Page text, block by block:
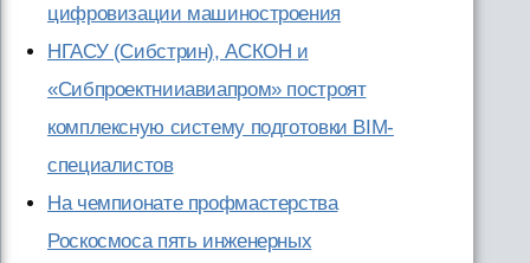
цифровизации машиностроения
НГАСУ (Сибстрин), АСКОН и
«Сибпроектнииавиапром» построят
комплексную систему подготовки BIM-
специалистов
На чемпионате профмастерства
Роскосмоса пять инженерных